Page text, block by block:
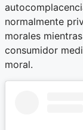
normalmente
morales
consumidor
moral.